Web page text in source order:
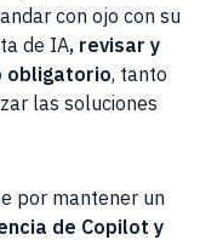
con ojo con su
de IA, revisar y
obligatorio, tanto
las soluciones
por mantener un
de Copilot y